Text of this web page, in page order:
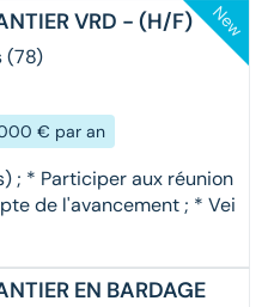
VRD - (H/F)
(78)
€ par an
; * Participer aux réunion
de l'avancement ; * Vei
New
EN BARDAGE